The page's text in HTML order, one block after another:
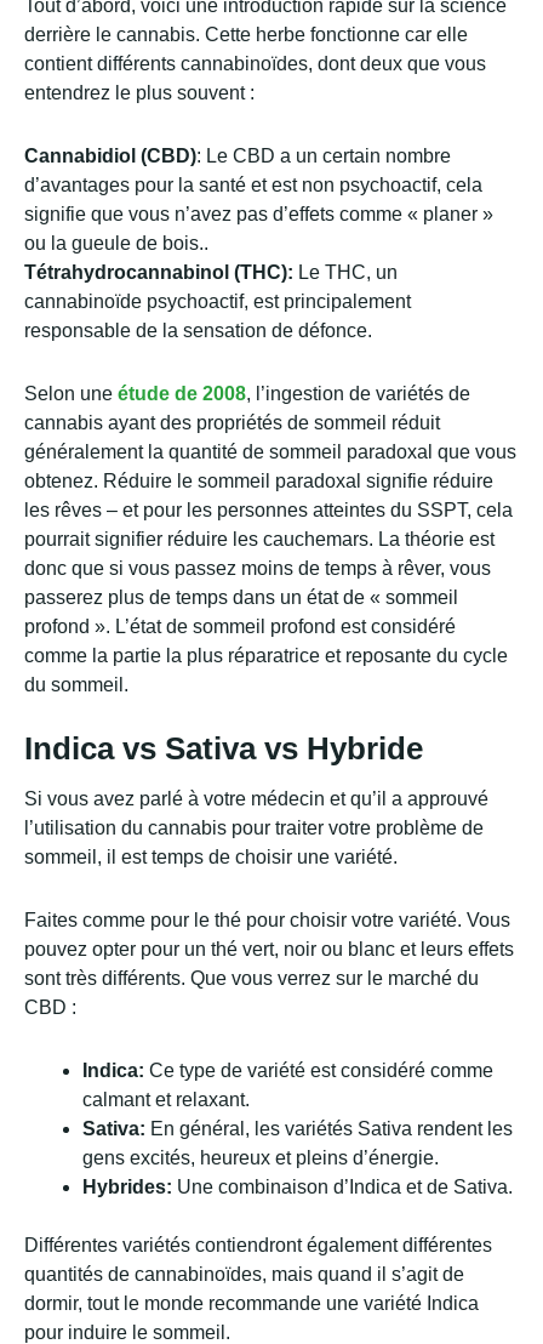
Tout d’abord, voici une introduction rapide sur la science
derrière le cannabis. Cette herbe fonctionne car elle
contient différents cannabinoïdes, dont deux que vous
entendrez le plus souvent :
Cannabidiol (CBD): Le CBD a un certain nombre
d’avantages pour la santé et est non psychoactif, cela
signifie que vous n’avez pas d’effets comme « planer »
ou la gueule de bois..
Tétrahydrocannabinol (THC): Le THC, un
cannabinoïde psychoactif, est principalement
responsable de la sensation de défonce.
Selon une étude de 2008, l’ingestion de variétés de
cannabis ayant des propriétés de sommeil réduit
généralement la quantité de sommeil paradoxal que vous
obtenez. Réduire le sommeil paradoxal signifie réduire
les rêves – et pour les personnes atteintes du SSPT, cela
pourrait signifier réduire les cauchemars. La théorie est
donc que si vous passez moins de temps à rêver, vous
passerez plus de temps dans un état de « sommeil
profond ». L’état de sommeil profond est considéré
comme la partie la plus réparatrice et reposante du cycle
du sommeil.
Indica vs Sativa vs Hybride
Si vous avez parlé à votre médecin et qu’il a approuvé
l’utilisation du cannabis pour traiter votre problème de
sommeil, il est temps de choisir une variété.
Faites comme pour le thé pour choisir votre variété. Vous
pouvez opter pour un thé vert, noir ou blanc et leurs effets
sont très différents. Que vous verrez sur le marché du
CBD :
Indica: Ce type de variété est considéré comme
calmant et relaxant.
Sativa: En général, les variétés Sativa rendent les
gens excités, heureux et pleins d’énergie.
Hybrides: Une combinaison d’Indica et de Sativa.
Différentes variétés contiendront également différentes
quantités de cannabinoïdes, mais quand il s’agit de
dormir, tout le monde recommande une variété Indica
pour induire le sommeil.